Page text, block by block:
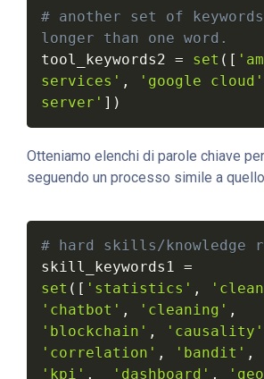
# another set of
longer than one word.
tool_keywords2 = set ( [
services' , 'google cloud'
server' ] )
Otteniamo elenchi di parole chiave
seguendo un processo simile a
# hard skills/knowledge
skill_keywords1 =
set ( [ 'statistics' ,
'chatbot' , 'cleaning' ,
'blockchain' , 'causality'
'correlation' , 'bandit' ,
'kpi' , 'dashboard' ,